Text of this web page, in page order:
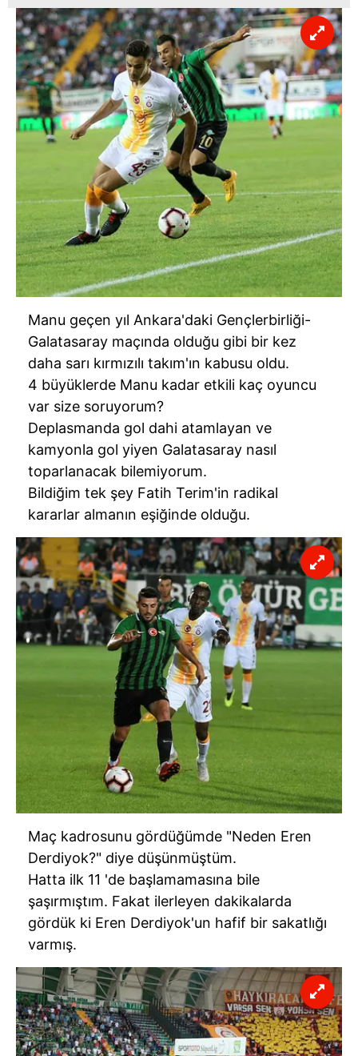
Manu geçen yıl Ankara'daki Gençlerbirliği-
Galatasaray maçında olduğu gibi bir kez
daha sarı kırmızılı takım'ın kabusu oldu.
4 büyüklerde Manu kadar etkili kaç oyuncu
var size soruyorum?
Deplasmanda gol dahi atamlayan ve
kamyonla gol yiyen Galatasaray nasıl
toparlanacak bilemiyorum.
Bildiğim tek şey Fatih Terim'in radikal
kararlar almanın eşiğinde olduğu.
Maç kadrosunu gördüğümde "Neden Eren
Derdiyok?" diye düşünmüştüm.
Hatta ilk 11 'de başlamamasına bile
şaşırmıştım. Fakat ilerleyen dakikalarda
gördük ki Eren Derdiyok'un hafif bir sakatlığı
varmış.